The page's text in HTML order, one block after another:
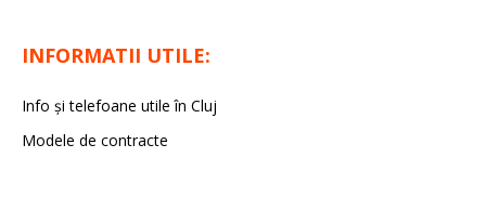
INFORMATII UTILE:
Info și telefoane utile în Cluj
Modele de contracte